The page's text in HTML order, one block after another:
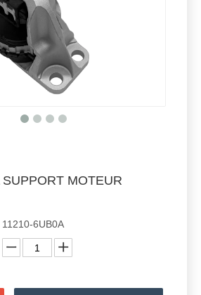
MOTEUR
11210-6UB0A